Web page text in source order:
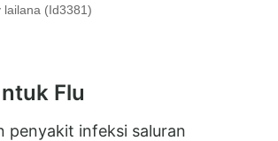
lailana (Id3381)
Flu
penyakit infeksi saluran